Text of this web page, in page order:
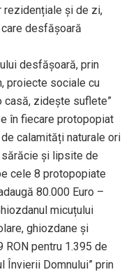
rezidențiale și de zi,
desfășoară
desfășoară, prin
proiecte sociale cu
casă, zidește suflete”
în fiecare protopopiat
calamități naturale ori
și lipsite de
cele 8 protopopiate
80.000 Euro –
micuțului
ghiozdane și
pentru 1.395 de
Învierii Domnului” prin